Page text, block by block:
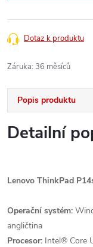
Dotaz k produktu
Záruka: 36 měsíců
Popis produktu
Detailní
Lenovo ThinkPad
Operační systém:
angličtina
Procesor: Intel® Core